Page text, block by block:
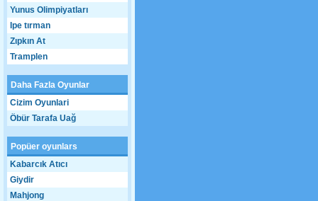
Yunus Olimpiyatları
Ipe tırman
Zıpkın At
Tramplen
Daha Fazla Oyunlar
Cizim Oyunlari
Öbür Tarafa Uağ
Popüer oyunlars
Kabarcık Atıcı
Giydir
Mahjong